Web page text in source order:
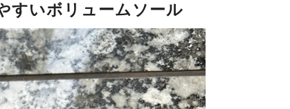
すいボリュームソール